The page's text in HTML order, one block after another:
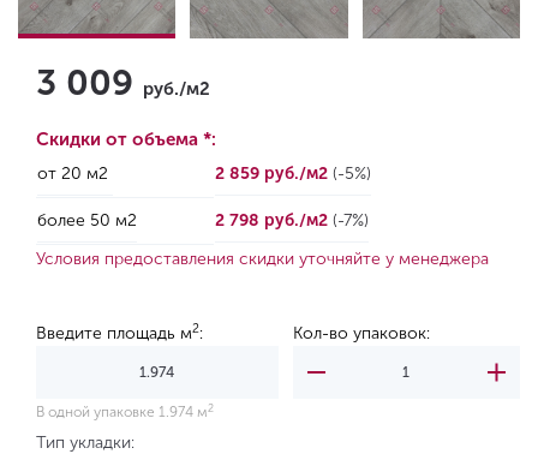
3 009 руб./м2
Скидки от объема *:
от 20 м2 2 859 руб./м2 (-5%)
более 50 м2 2 798 руб./м2 (-7%)
Условия предоставления скидки уточняйте у менеджера
Введите площадь м2: Кол-во упаковок:
В одной упаковке 1.974 м 2
Тип укладки: